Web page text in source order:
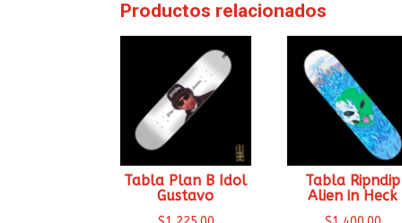
Productos relacionados
Tabla Plan B Idol
Gustavo
Tabla Ripndip
Alien in Heck